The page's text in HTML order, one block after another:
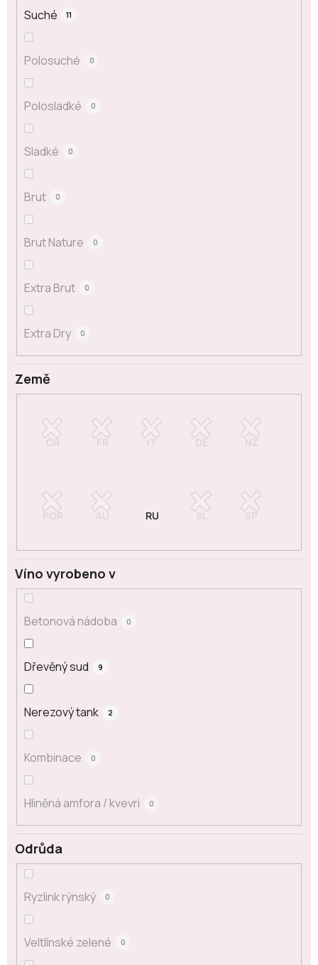
Odrůda
Ryzlink rýnský 0
Veltlínské zelené 0
Země
Suché 11
Polosuché 0
Polosladké 0
Sladké 0
Brut 0
Brut Nature 0
Extra Brut 0
Extra Dry 0
Víno vyrobeno v
Betonová nádoba 0
Dřevěný sud 9
Nerezový tank 2
Kombinace 0
Hliněná amfora / kvevri 0